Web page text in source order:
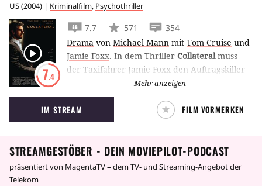
US(2004) | Kriminalfilm, Psychothriller
7.4
7.7 571
354
Drama von Michael Mann mit Tom Cruise und
Jamie Foxx. In dem Thriller Collateralmuss
der Taxifahrer Jamie Foxx den Auftragskiller
Tom Cruise quer durch Los Angeles
kutschieren. Was tut man nicht alles für 600
Dollar?!
Mehr anzeigen
IM STREAM FILM VORMERKEN
STREAMGESTÖBER - DEIN MOVIEPILOT-PODCAST
präsentiert von MagentaTV – dem TV- und Streaming-Angebot der
Telekom